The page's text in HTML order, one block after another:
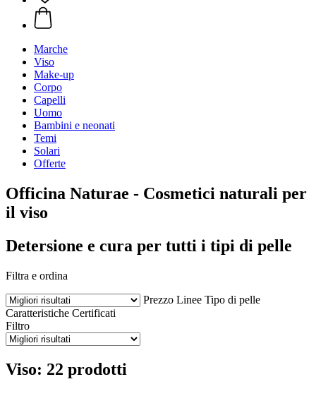
Marche
Viso
Make-up
Corpo
Capelli
Uomo
Bambini e neonati
Temi
Solari
Offerte
Officina Naturae - Cosmetici naturali per
il viso
Detersione e cura per tutti i tipi di pelle
Filtra e ordina
Prezzo Linee Tipo di pelle
Caratteristiche Certificati
Filtro
Viso: 22 prodotti